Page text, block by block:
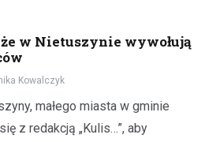
w Nietuszynie wywołują
Kowalczyk
małego miasta w gminie
z redakcją „Kulis…”, aby